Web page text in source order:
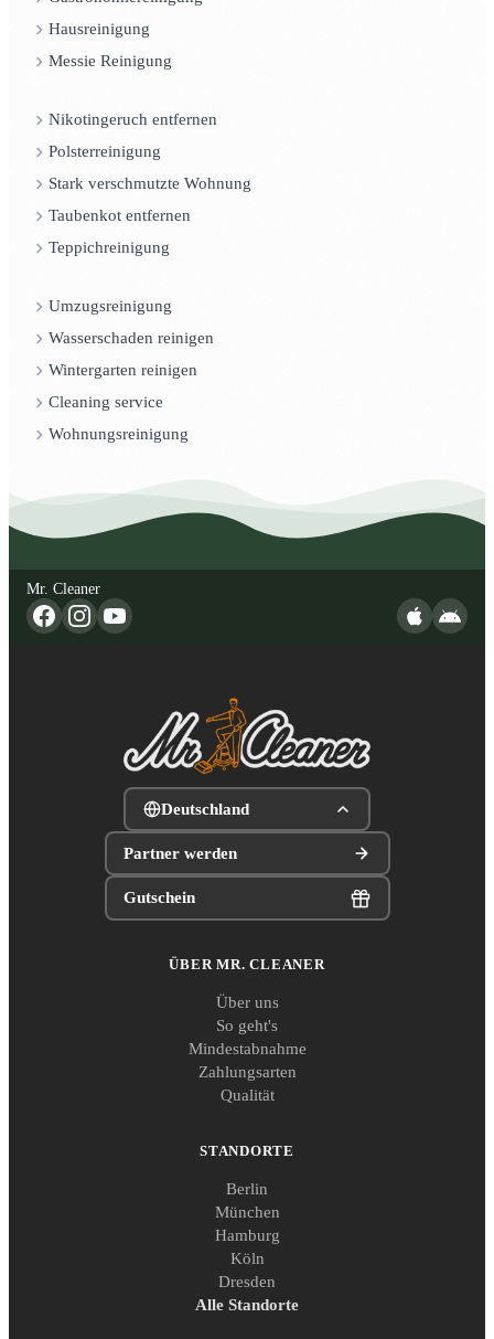
Hausreinigung
Messie Reinigung
Nikotingeruch entfernen
Polsterreinigung
Stark verschmutzte Wohnung
Taubenkot entfernen
Teppichreinigung
Umzugsreinigung
Wasserschaden reinigen
Wintergarten reinigen
Cleaning service
Wohnungsreinigung
Mr. Cleaner
Deutschland
Partner werden
Gutschein
ÜBER MR. CLEANER
Über uns
So geht's
Mindestabnahme
Zahlungsarten
Qualität
STANDORTE
Berlin
München
Hamburg
Köln
Dresden
Alle Standorte